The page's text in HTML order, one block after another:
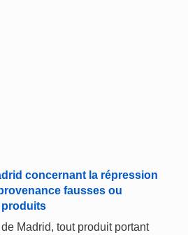
concernant la répression
fausses ou
produits
Madrid, tout produit portant